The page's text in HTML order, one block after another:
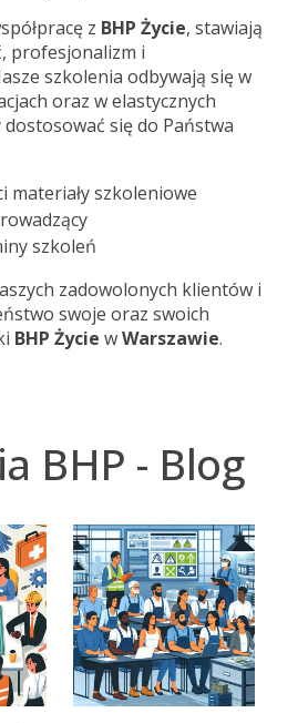
z BHP Życie, stawiają
profesjonalizm i
szkolenia odbywają się w
oraz w elastycznych
się do Państwa
materiały szkoleniowe
szkoleń
zadowolonych klientów i
swoje oraz swoich
BHP Życie wWarszawie.
BHP - Blog